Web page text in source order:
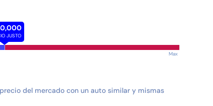
JUSTO
Max
del mercado con un auto similar y mismas